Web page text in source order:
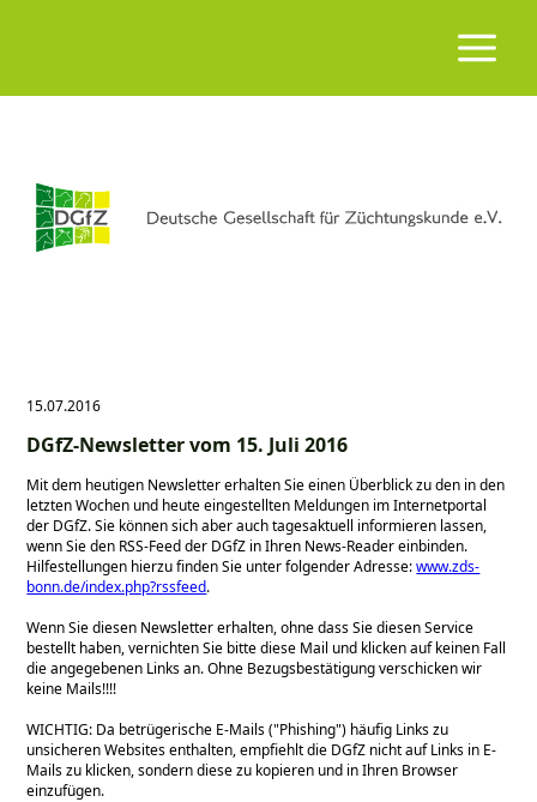
15.07.2016
DGfZ-Newsletter vom 15. Juli 2016
Mit dem heutigen Newsletter erhalten Sie einen Überblick zu den in den
letzten Wochen und heute eingestellten Meldungen im Internetportal
der DGfZ. Sie können sich aber auch tagesaktuell informieren lassen,
wenn Sie den RSS-Feed der DGfZ in Ihren News-Reader einbinden.
Hilfestellungen hierzu finden Sie unter folgender Adresse:www.zds-
bonn.de/index.php?rssfeed.
Wenn Sie diesen Newsletter erhalten, ohne dass Sie diesen Service
bestellt haben, vernichten Sie bitte diese Mail und klicken auf keinen Fall
die angegebenen Links an. Ohne Bezugsbestätigung verschicken wir
keine Mails!!!!
WICHTIG: Da betrügerische E-Mails ( Phishing ) häufig Links zu
unsicheren Websites enthalten, empfiehlt die DGfZ nicht auf Links in E-
Mails zu klicken, sondern diese zu kopieren und in Ihren Browser
einzufügen.